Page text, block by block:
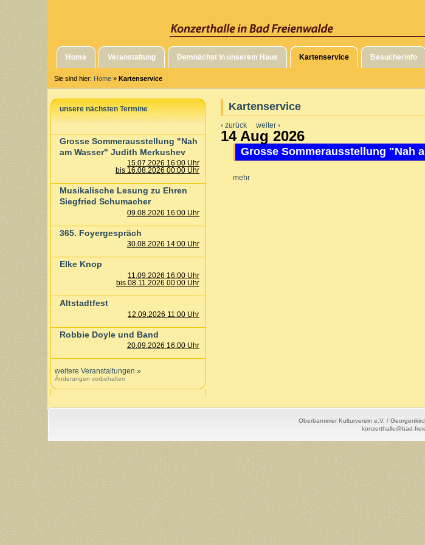
Home Veranstaltung Demnächst in unserem Haus Kartenservice Besucherinfo
Sie sind hier: Home» Kartenservice
unsere nächsten Termine
Grosse Sommerausstellung "Nah
am Wasser" Judith Merkushev
15.07.2026 16:00 Uhr
bis 16.08.2026 00:00 Uhr
Musikalische Lesung zu Ehren
Siegfried Schumacher
09.08.2026 16:00 Uhr
365. Foyergespräch
30.08.2026 14:00 Uhr
Elke Knop
11.09.2026 16:00 Uhr
bis 08.11.2026 00:00 Uhr
Altstadtfest
12.09.2026 11:00 Uhr
Robbie Doyle und Band
20.09.2026 16:00 Uhr
weitere Veranstaltungen »
Änderungen vorbehalten
Kartenservice
‹ zurück weiter ›
14 Aug 2026
Grosse Sommerausstellung "Nah
mehr
Oberbarnimer Kulturverein e.V. /
konzerthalle@bad-